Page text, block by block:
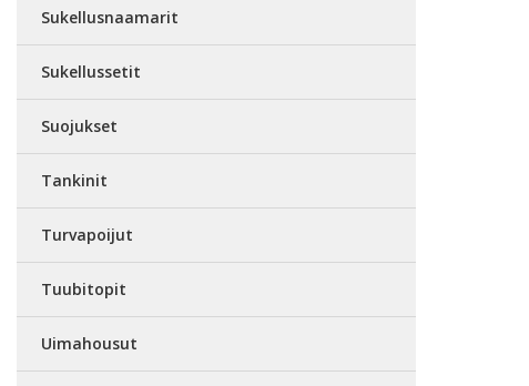
Sukellusnaamarit
Sukellussetit
Suojukset
Tankinit
Turvapoijut
Tuubitopit
Uimahousut